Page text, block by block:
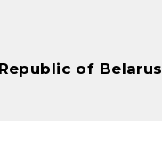
of Belarus